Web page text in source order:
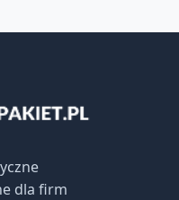
dla firm